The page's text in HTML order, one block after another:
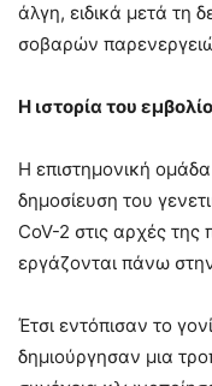
άλγη, ειδικά μετά τη
σοβαρών
Η ιστορία του
Η επιστημονική
δημοσίευση του
CoV-2 στις αρχές της
εργάζονται πάνω
Έτσι εντόπισαν το
δημιούργησαν μια